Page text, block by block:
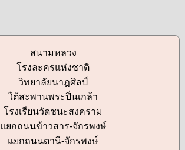
สนามหลวง
โรงละครแห่งชาติ
วิทยาลัยนาฎศิลป์
ใต้สะพานพระปิ่นเกล้า
โรงเรียนวัดชนะสงคราม
แยกถนนข้าวสาร-จักรพงษ์
แยกถนนตานี-จักรพงษ์